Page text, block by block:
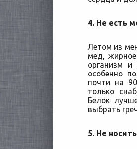
4. Не есть
Летом из
мед,
организм
особенно
почти на
только
Белок
выбрать
5. Не